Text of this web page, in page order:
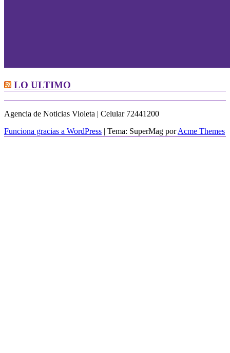
LO ULTIMO
Agencia de Noticias Violeta | Celular 72441200
Funciona gracias a WordPress | Tema: SuperMag porAcme Themes